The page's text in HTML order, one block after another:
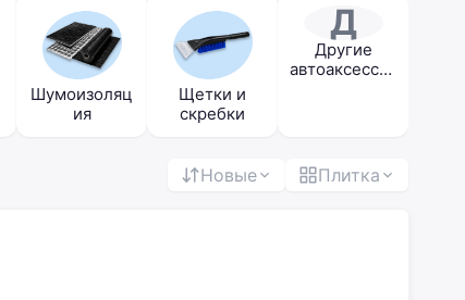
Шумоизоляц
ия
Щетки и
скребки
Д
Другие
автоаксессуа
Новые Плитка